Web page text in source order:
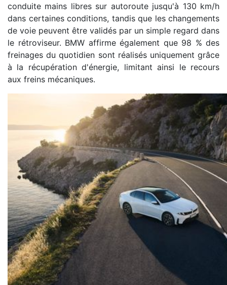
conduite mains libres sur autoroute jusqu'à 130 km/h
dans certaines conditions, tandis que les changements
de voie peuvent être validés par un simple regard dans
le rétroviseur. BMW affirme également que 98 % des
freinages du quotidien sont réalisés uniquement grâce
à la récupération d'énergie, limitant ainsi le recours
aux freins mécaniques.